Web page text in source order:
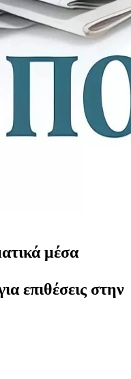
μέσα
επιθέσεις στην